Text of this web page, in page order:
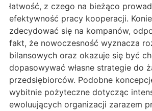
łatwość, z czego na bieżąco
efektywność pracy kooperacji.
zdecydować się na kompanów,
fakt, że nowoczesność wyznacza
bilansowych oraz okazuje się być
dopasowywać własne strategie do
przedsiębiorców. Podobne
wybitnie pożyteczne dotycząc
ewoluujących organizacji zarazem